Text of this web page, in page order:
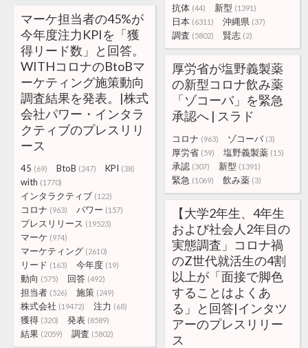
抗体 (44) 新型 (1391)
日本 (6311) 沖縄県 (37)
調査 (5802) 賢志 (2)
マーケ担当者の45%が
今年度注力KPIを「獲
得リード数」と回答。
WITHコロナのBtoBマ
ーケティング施策動向
調査結果を発表。|株式
会社パワー・インタラ
クティブのプレスリリ
ース
45 (69) BtoB (247) KPI (38)
with (1770)
インタラクティブ (122)
コロナ (963) パワー (157)
プレスリリース (19523)
マーケ (974)
マーケティング (2610)
リード (163) 今年度 (19)
動向 (575) 回答 (492)
担当者 (526) 施策 (249)
株式会社 (19472) 注力 (68)
獲得 (320) 発表 (8589)
結果 (2059) 調査 (5802)
厚労省が塩野義製薬
の新型コロナ飲み薬
「ゾコーバ」を緊急
承認へ | スラド
コロナ (963) ゾコーバ (3)
厚労省 (59) 塩野義製薬 (15)
承認 (307) 新型 (1391)
緊急 (1069) 飲み薬 (3)
【大学2年生、4年生
および社会人2年目の
実態調査」コロナ禍
のZ世代就活生の4割
以上が「面接で脚色
することはよくあ
る」と回答|インタツ
アーのプレスリリー
ス